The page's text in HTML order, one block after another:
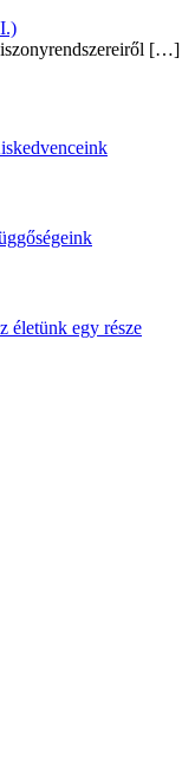
[…]
életünk egy része